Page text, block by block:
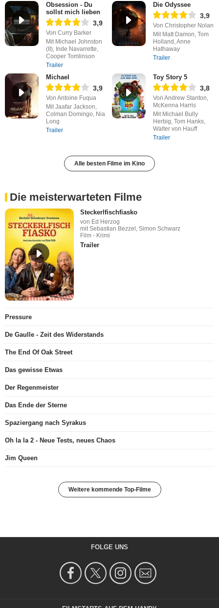
Obsession - Du
sollst mich lieben
3,9
Von Curry Barker
Mit Michael Johnston
(II), Inde Navarrette,
Cooper Tomlinson
Trailer
Die Odyssee
3,9
Von Christopher Nolan
Mit Matt Damon, Tom
Holland, Anne
Hathaway
Trailer
Michael
3,9
Von Antoine Fuqua
Mit Jaafar Jackson,
Colman Domingo, Nia
Long
Trailer
Toy Story 5
3,8
Von Andrew Stanton,
McKenna Harris
Mit Michael Bully
Herbig, Tom Hanks,
Walter von Hauff
Trailer
Alle besten Filme im Kino
Die meisterwarteten Filme
Steckerlfischfiasko
von Ed Herzog
mit Sebastian Bezzel, Simon Schwarz
Film - Krimi
Trailer
Pressure
De Gaulle - Zeit des Widerstands
The End Of Oak Street
Das gewisse Etwas
Der Regenmeister
Das Ende der Sterne
Spaziergang nach Syrakus
Oh la la 2 - Neue Tests, neues Chaos
Jim Queen
Weitere kommende Top-Filme
FOLGE UNS